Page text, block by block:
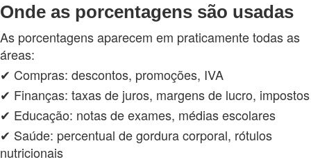
Onde as porcentagens são usadas
As porcentagens aparecem em praticamente todas as
áreas:
✔ Compras: descontos, promoções, IVA
✔ Finanças: taxas de juros, margens de lucro, impostos
✔ Educação: notas de exames, médias escolares
✔ Saúde: percentual de gordura corporal, rótulos
nutricionais